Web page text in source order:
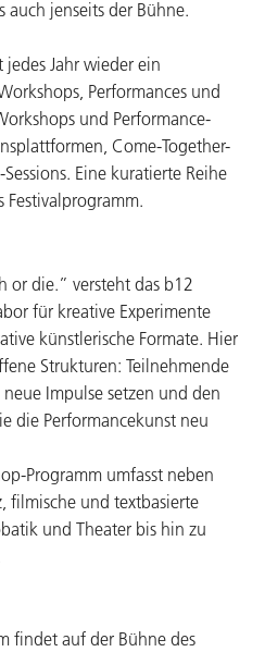
jenseits der Bühne.
Jahr wieder ein
Performances und
und Performance-
Come-Together-
Eine kuratierte Reihe
Festivalprogramm.
or die.” versteht das b12
für kreative Experimente
künstlerische Formate. Hier
Strukturen: Teilnehmende
Impulse setzen und den
die Performancekunst neu
Programm umfasst neben
filmische und textbasierte
und Theater bis hin zu
findet auf der Bühne des